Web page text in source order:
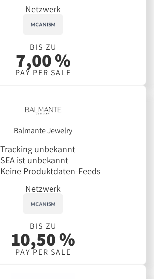
Netzwerk
BIS ZU
7,00 %
PAY PER SALE
Balmante Jewelry
Tracking unbekannt
SEA ist unbekannt
Keine Produktdaten-Feeds
Netzwerk
BIS ZU
10,50 %
PAY PER SALE